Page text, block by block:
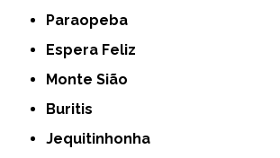
Paraopeba
Espera Feliz
Monte Sião
Buritis
Jequitinhonha